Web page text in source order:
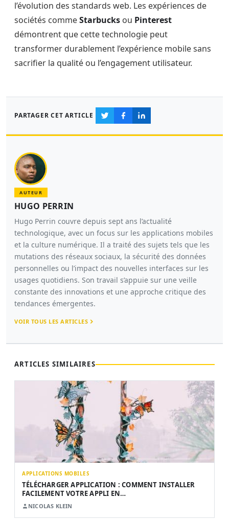
l’évolution des standards web. Les expériences de
sociétés commeStarbucks ou Pinterest
démontrent que cette technologie peut
transformer durablement l’expérience mobile sans
sacrifier la qualité ou l’engagement utilisateur.
PARTAGER CET ARTICLE
AUTEUR
HUGO PERRIN
Hugo Perrin couvre depuis sept ans l’actualité
technologique, avec un focus sur les applications mobiles
et la culture numérique. Il a traité des sujets tels que les
mutations des réseaux sociaux, la sécurité des données
personnelles ou l’impact des nouvelles interfaces sur les
usages quotidiens. Son travail s’appuie sur une veille
constante des innovations et une approche critique des
tendances émergentes.
VOIR TOUS LES ARTICLES
ARTICLES SIMILAIRES
APPLICATIONS MOBILES
TÉLÉCHARGER APPLICATION : COMMENT INSTALLER
FACILEMENT VOTRE APPLI EN…
NICOLAS KLEIN